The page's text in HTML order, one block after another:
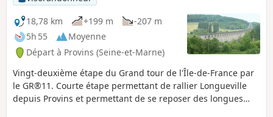
18,78 km
+199 m
-207 m
5h 55
Moyenne
Départ à Provins (Seine-et-Marne)
Vingt-deuxième étape du Grand tour de l'Île-de-France par
le GR®11. Courte étape permettant de rallier Longueville
depuis Provins et permettant de se reposer des longues